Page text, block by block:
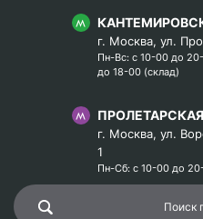
г. Москва, ул.
Пн-Вс: с 10-00 до
до 18-00 (склад)
ПРОЛЕТАРСКАЯ
г. Москва, ул.
1
Пн-Сб: с 10-00 до